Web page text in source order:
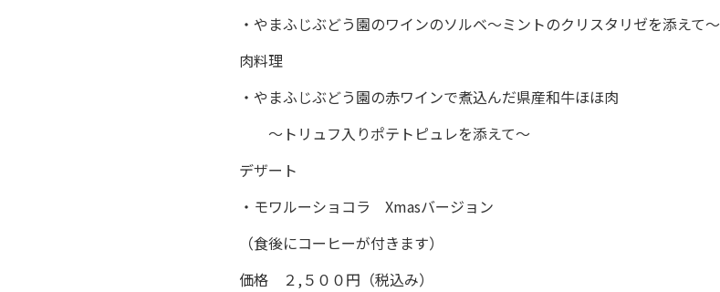
・やまふじぶどう園のワインのソルベ～ミントのクリスタリゼを添えて～
肉料理
・やまふじぶどう園の赤ワインで煮込んだ県産和牛ほほ肉
～トリュフ入りポテトピュレを添えて～
デザート
・モワルーショコラ Xmasバージョン
（食後にコーヒーが付きます）
価格 ２,５００円（税込み）